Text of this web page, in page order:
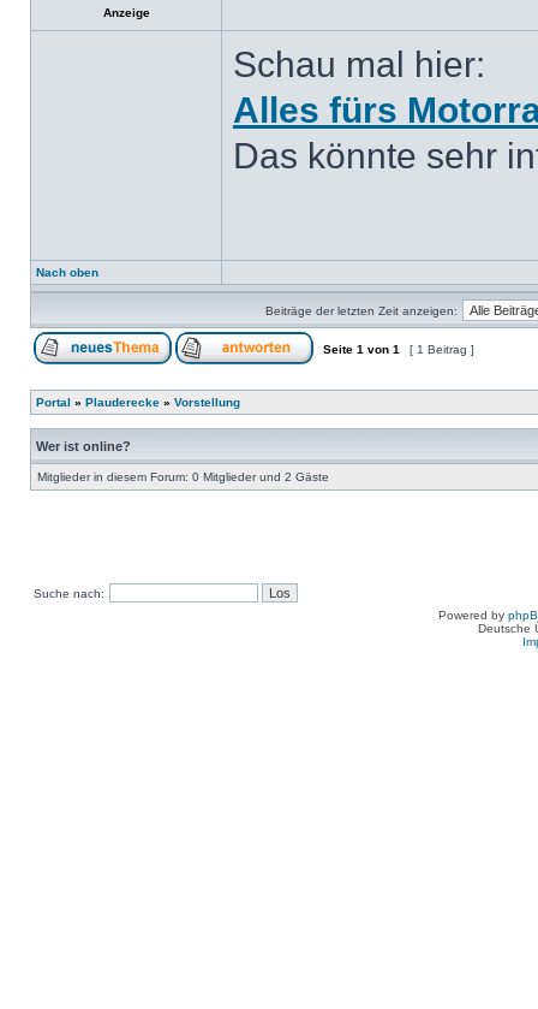
Anzeige
Schau mal hier:
Alles fürs
Das könnte sehr
Nach oben
Beiträge der letzten Zeit anzeigen:
Seite 1 von 1 [ 1 Beitrag ]
Portal » Plauderecke » Vorstellung
Wer ist online?
Mitglieder in diesem Forum: 0 Mitglieder und 2 Gäste
Suche nach:
Powered by
Deutsche